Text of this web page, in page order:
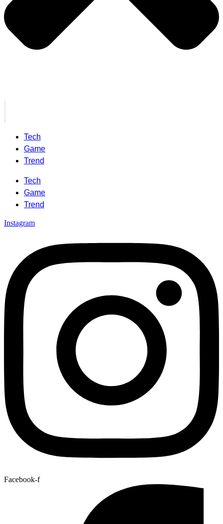
Tech
Game
Trend
Tech
Game
Trend
Instagram
Facebook-f